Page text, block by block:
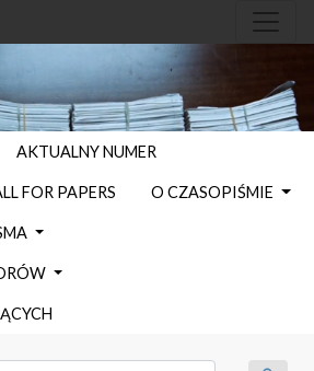
AKTUALNY NUMER
FOR PAPERS O CZASOPIŚMIE